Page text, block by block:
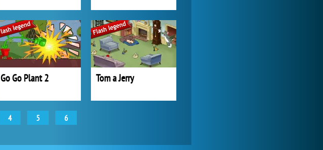
Go Go Plant 2 Tom a Jerry
4 5 6